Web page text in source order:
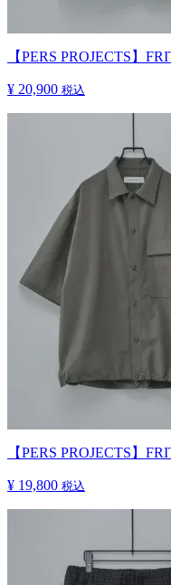
【PERS PROJECTS】
¥ 20,900 税込
【PERS PROJECTS】
¥ 19,800 税込